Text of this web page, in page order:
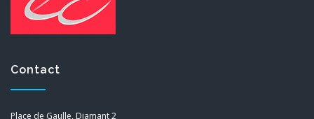
Contact
Place de Gaulle, Diamant 2